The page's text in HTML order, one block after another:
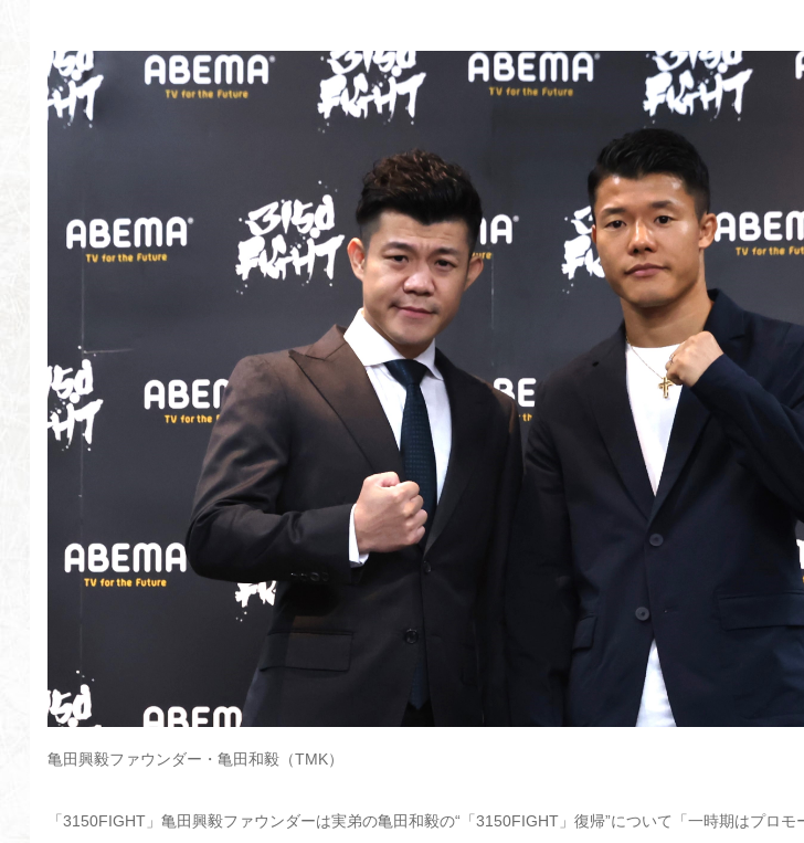
亀田興毅ファウンダー・亀田和毅（TMK）
「3150FIGHT」亀田興毅ファウンダーは実弟の亀田和毅の“「3150FIGHT」復帰”について「一時期はプロ